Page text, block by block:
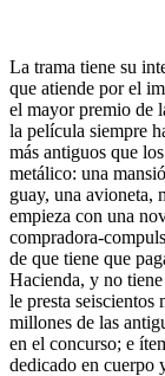
La trama tiene su
que atiende por el
el mayor premio de
la película siempre
más antiguos que
metálico: una
guay, una avioneta,
empieza con una
compradora-
de que tiene que
Hacienda, y no
le presta seiscientos
millones de las
en el concurso; e
dedicado en cuerpo